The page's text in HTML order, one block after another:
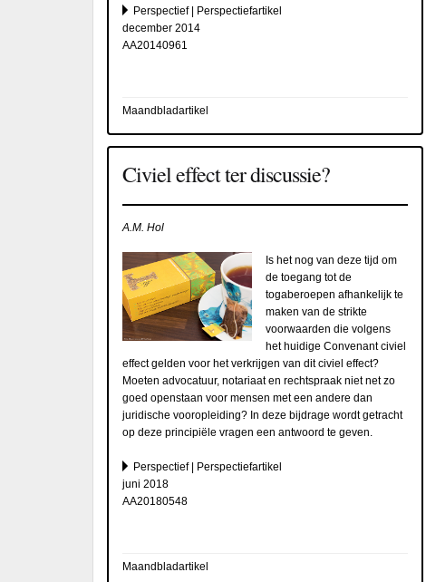
Perspectief | Perspectiefartikel
december 2014
AA20140961
Maandbladartikel
Civiel effect ter discussie?
A.M. Hol
Is het nog van deze tijd om
de toegang tot de
togaberoepen afhankelijk te
maken van de strikte
voorwaarden die volgens
het huidige Convenant civiel
effect gelden voor het verkrijgen van dit civiel effect?
Moeten advocatuur, notariaat en rechtspraak niet net zo
goed openstaan voor mensen met een andere dan
juridische vooropleiding? In deze bijdrage wordt getracht
op deze principiële vragen een antwoord te geven.
Perspectief | Perspectiefartikel
juni 2018
AA20180548
Maandbladartikel